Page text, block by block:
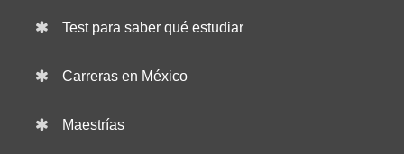
Test para saber qué estudiar
Carreras en México
Maestrías